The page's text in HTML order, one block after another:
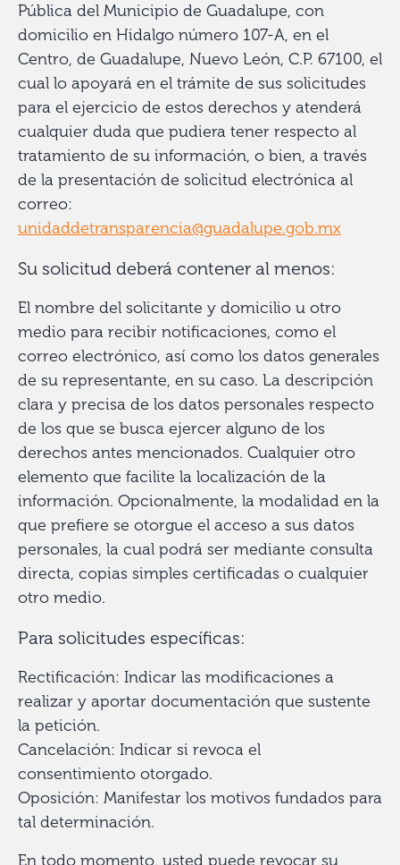
Pública del Municipio de Guadalupe, con
domicilio en Hidalgo número 107-A, en el
Centro, de Guadalupe, Nuevo León, C.P. 67100, el
cual lo apoyará en el trámite de sus solicitudes
para el ejercicio de estos derechos y atenderá
cualquier duda que pudiera tener respecto al
tratamiento de su información, o bien, a través
de la presentación de solicitud electrónica al
correo:
unidaddetransparencia@guadalupe.gob.mx
Su solicitud deberá contener al menos:
El nombre del solicitante y domicilio u otro
medio para recibir notificaciones, como el
correo electrónico, así como los datos generales
de su representante, en su caso. La descripción
clara y precisa de los datos personales respecto
de los que se busca ejercer alguno de los
derechos antes mencionados. Cualquier otro
elemento que facilite la localización de la
información. Opcionalmente, la modalidad en la
que prefiere se otorgue el acceso a sus datos
personales, la cual podrá ser mediante consulta
directa, copias simples certificadas o cualquier
otro medio.
Para solicitudes específicas:
Rectificación: Indicar las modificaciones a
realizar y aportar documentación que sustente
la petición.
Cancelación: Indicar si revoca el
consentimiento otorgado.
Oposición: Manifestar los motivos fundados para
tal determinación.
En todo momento, usted puede revocar su